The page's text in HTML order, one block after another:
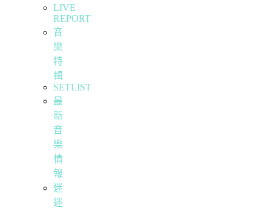
LIVE
REPORT
音
樂
特
輯
SETLIST
最
新
音
樂
情
報
迷
迷